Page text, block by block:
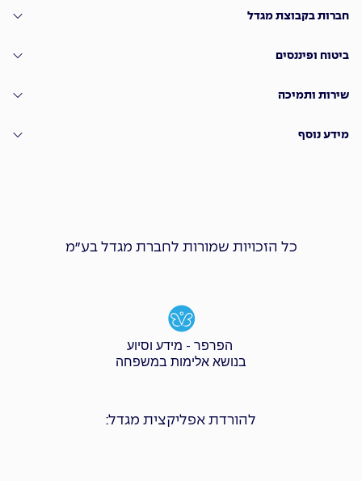
חברות בקבוצת מגדל
ביטוח ופיננסים
שירות ותמיכה
מידע נוסף
כל הזכויות שמורות לחברת מגדל בע״מ
הפרפר - מידע וסיוע
בנושא אלימות במשפחה
להורדת אפליקצית מגדל: